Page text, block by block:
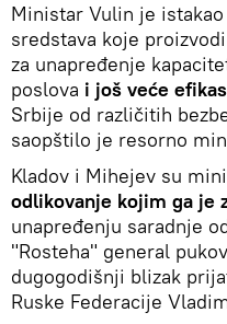
Ministar Vulin je
sredstava koje
za unapređenje
poslova i još veće
Srbije od različitih
saopštilo je resorno
Kladov i Mihejev su
odlikovanje kojim ga je
unapređenju saradnje
"Rosteha" general
dugogodišnji blizak
Ruske Federacije